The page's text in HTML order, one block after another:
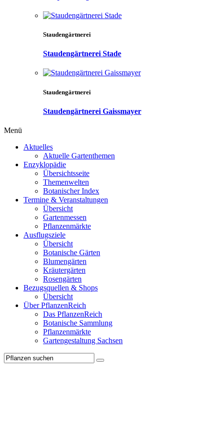
Staudengärtnerei
Staudengärtnerei Stade
Staudengärtnerei
Staudengärtnerei Gaissmayer
Menü
Aktuelles
Aktuelle Gartenthemen
Enzyklopädie
Übersichtsseite
Themenwelten
Botanischer Index
Termine & Veranstaltungen
Übersicht
Gartenmessen
Pflanzenmärkte
Ausflugsziele
Übersicht
Botanische Gärten
Blumengärten
Kräutergärten
Rosengärten
Bezugsquellen & Shops
Übersicht
Über PflanzenReich
Das PflanzenReich
Botanische Sammlung
Pflanzenmärkte
Gartengestaltung Sachsen